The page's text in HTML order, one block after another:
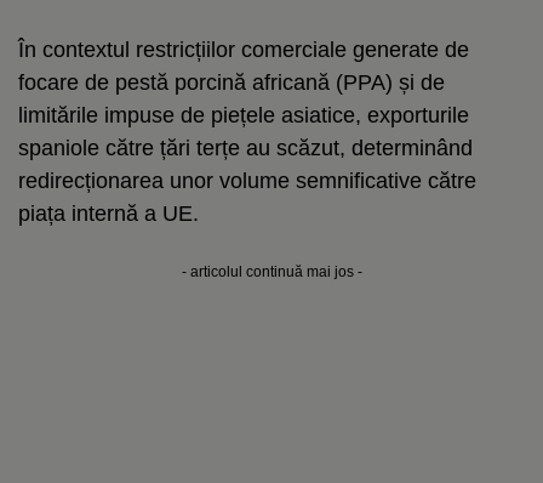
În contextul restricțiilor comerciale generate de
focare de pestă porcină africană (PPA) și de
limitările impuse de piețele asiatice, exporturile
spaniole către țări terțe au scăzut, determinând
redirecționarea unor volume semnificative către
piața internă a UE.
- articolul continuă mai jos -